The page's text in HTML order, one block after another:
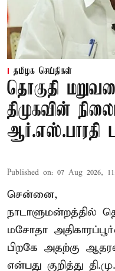
தமிழக செய்திகள்
தொகுதி
திமுகவின்
ஆர்.எஸ்.பாரதி
Published on: 07 Aug 2026,
சென்னை,
நாடாளுமன்றத்தில்
மசோதா
பிறகே அதற்கு
என்பது குறித்து